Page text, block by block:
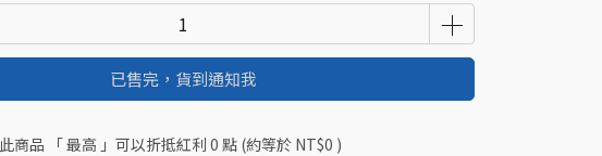
已售完，貨到通知我
此商品 「 最高 」可以折抵紅利 0 點 (約等於 NT$0 )